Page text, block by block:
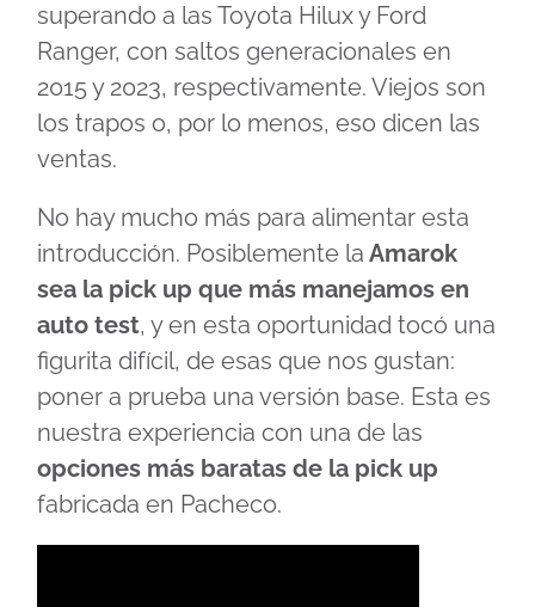
superando a las Toyota Hilux y Ford
Ranger, con saltos generacionales en
2015 y 2023, respectivamente. Viejos son
los trapos o, por lo menos, eso dicen las
ventas.
No hay mucho más para alimentar esta
introducción. Posiblemente la Amarok
sea la pick up que más manejamos en
auto test, y en esta oportunidad tocó una
figurita difícil, de esas que nos gustan:
poner a prueba una versión base. Esta es
nuestra experiencia con una de las
opciones más baratas de la pick up
fabricada en Pacheco.